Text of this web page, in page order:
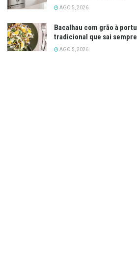
AGO 5, 2026
Bacalhau com grão à
tradicional que sai
AGO 5, 2026